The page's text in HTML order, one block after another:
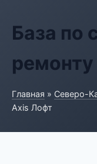
База по
ремонту
Главная » Северо-
Axis Лофт